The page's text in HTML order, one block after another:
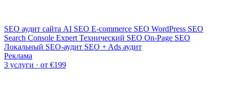
SEO аудит сайта AI SEO E-commerce SEO WordPress SEO
Search Console Expert Технический SEO On-Page SEO
Локальный SEO-аудит SEO + Ads аудит
Реклама
3 услуги · от €199